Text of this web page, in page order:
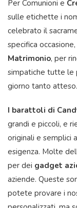
Per Comunioni e
sulle etichette i
celebrato il
specifica
Matrimonio, per
simpatiche tutte le
giorno tanto atteso.
I barattoli di
grandi e piccoli, e
originali e semplici
esigenza. Molte
per dei gadget
aziende. Queste
potete provare i